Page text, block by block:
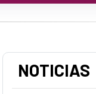
NOTICIAS